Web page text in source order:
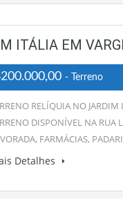
ITÁLIA EM
- Terreno
RELÍQUIA NO
DISPONÍVEL NA RUA
FARMÁCIAS,
Detalhes